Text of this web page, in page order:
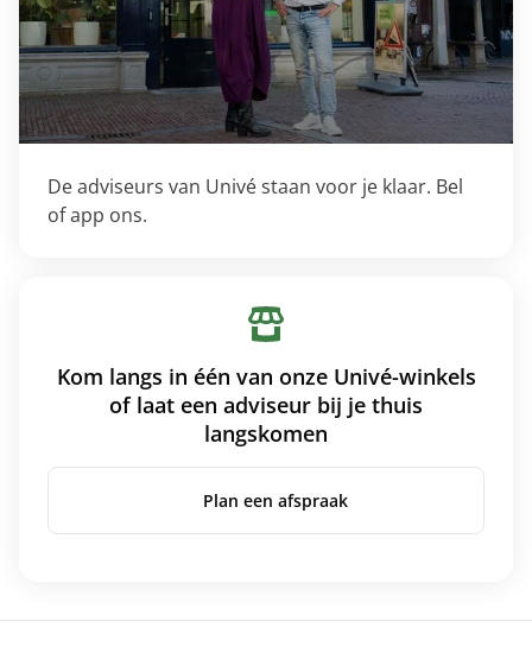
De adviseurs van Univé staan voor je klaar. Bel
of app ons.
Kom langs in één van onze Univé-winkels
of laat een adviseur bij je thuis
langskomen
Plan een afspraak